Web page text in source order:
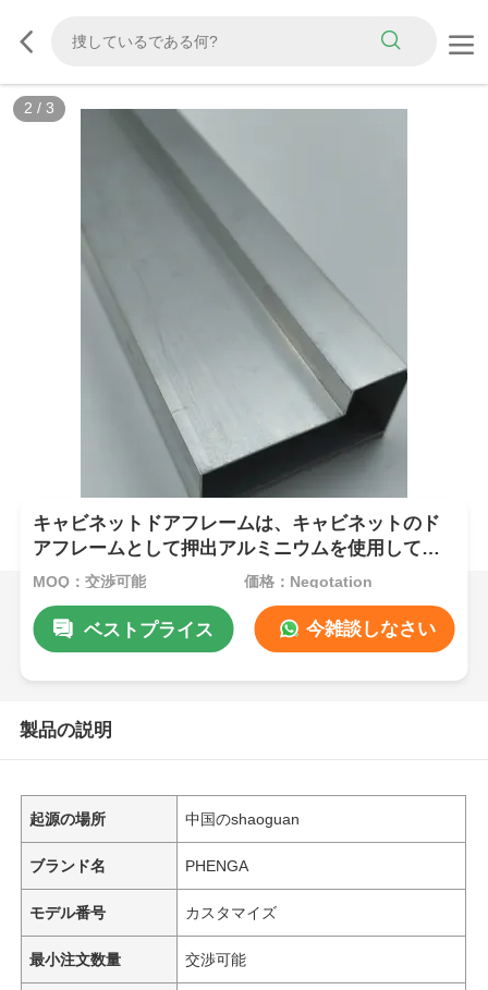
2 / 3
キャビネットドアフレームは、キャビネットのド
アフレームとして押出アルミニウムを使用して組
み立てられています。
MOQ：交渉可能 価格：Negotation
ベストプライス 今雑談しなさい
製品の説明
起源の場所 中国のshaoguan
ブランド名 PHENGA
モデル番号 カスタマイズ
最小注文数量 交渉可能